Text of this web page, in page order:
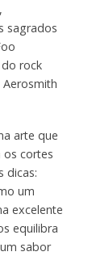
sagrados
rock
Aerosmith
arte que
os cortes
dicas:
um
excelente
equilibra
sabor